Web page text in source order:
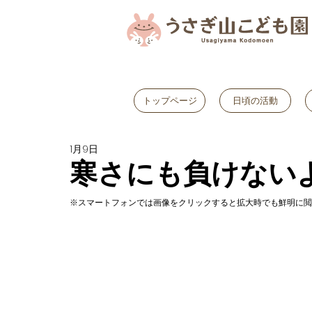
トップページ 日頃の活動
寒さにも負けない
1月9日
※スマートフォンでは画像をクリックすると拡大時でも鮮明に閲